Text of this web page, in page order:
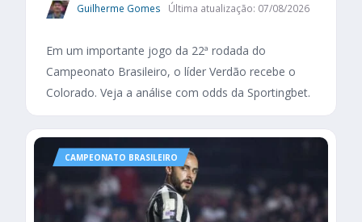
Guilherme Gomes Última atualização: 07/08/2026
Em um importante jogo da 22ª rodada do
Campeonato Brasileiro, o líder Verdão recebe o
Colorado. Veja a análise com odds da Sportingbet.
CAMPEONATO BRASILEIRO